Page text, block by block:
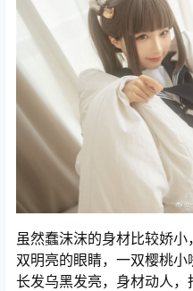
虽然蠢沫沫的身材比较娇
双明亮的眼睛，一双樱桃小
长发乌黑发亮，身材动人